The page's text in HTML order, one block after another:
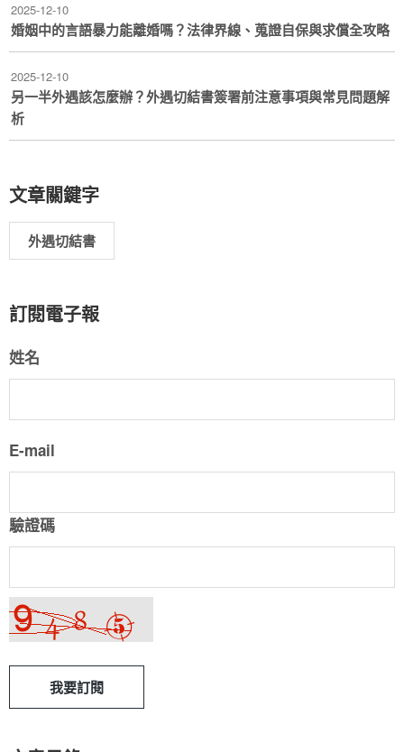
2025-12-10
婚姻中的言語暴力能離婚嗎？法律界線、蒐證自保與求償全攻略
2025-12-10
另一半外遇該怎麼辦？外遇切結書簽署前注意事項與常見問題解
析
文章關鍵字
外遇切結書
訂閱電子報
姓名
E-mail
驗證碼
我要訂閱